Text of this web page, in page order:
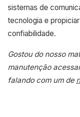
sistemas de
tecnologia e
confiabilidade.
Gostou do nosso
manutenção
falando com um de